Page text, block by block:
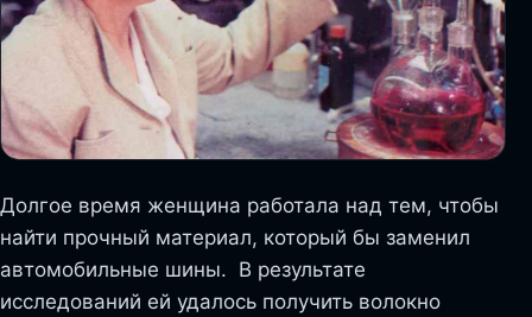
Долгое время женщина работала над тем, чтобы
найти прочный материал, который бы заменил
автомобильные шины. В результате
исследований ей удалось получить волокно